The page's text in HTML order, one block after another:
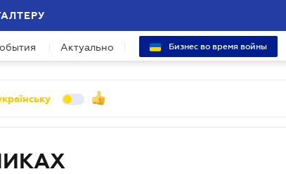
Актуально Бизнес во время войны